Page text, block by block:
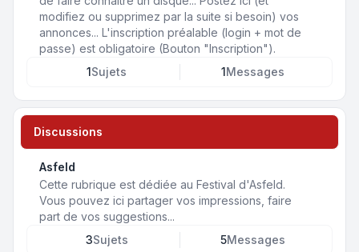
modifiez ou supprimez par la suite si besoin) vos
annonces... L'inscription préalable (login + mot de
passe) est obligatoire (Bouton "Inscription").
1Sujets 1Messages
Discussions
Asfeld
Cette rubrique est dédiée au Festival d'Asfeld.
Vous pouvez ici partager vos impressions, faire
part de vos suggestions...
3Sujets 5Messages